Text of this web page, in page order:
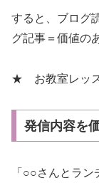
すると、ブログ
グ記事＝価値の
★ お教室レッ
発信内容を
「○○さんとラ